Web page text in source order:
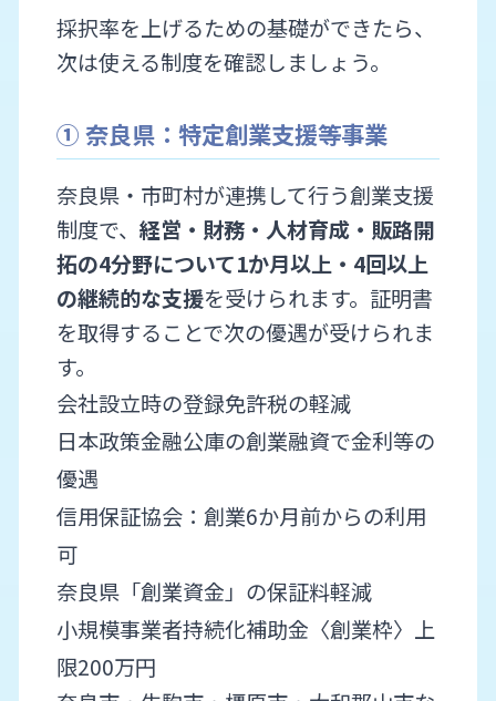
採択率を上げるための基礎ができたら、
次は使える制度を確認しましょう。
① 奈良県：特定創業支援等事業
奈良県・市町村が連携して行う創業支援
制度で、 経営・財務・人材育成・販路開
拓の4分野について1か月以上・4回以上
の継続的な支援を受けられます。証明書
を取得することで次の優遇が受けられま
す。
会社設立時の登録免許税の軽減
日本政策金融公庫の創業融資で金利等の
優遇
信用保証協会：創業6か月前からの利用
可
奈良県「創業資金」の保証料軽減
小規模事業者持続化補助金〈創業枠〉上
限200万円